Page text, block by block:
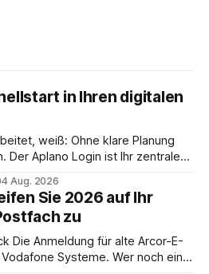
in Ihren digitalen
weiß: Ohne klare Planung
Der Aplano Login ist Ihr zentraler
kommunikation rund um
In diesem Leitfaden
für einen reibungslosen Einstieg
Aug. 2026
Sie 2026 auf Ihr
zu
E-
Systeme. Wer noch eine